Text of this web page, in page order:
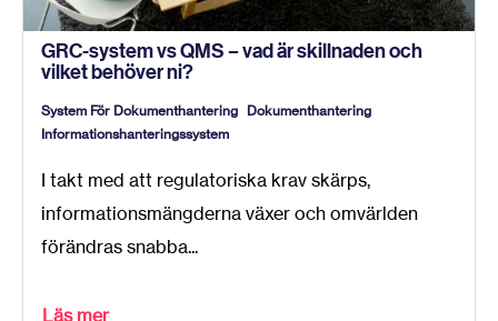
GRC-system vs QMS – vad är skillnaden och
vilket behöver ni?
System För Dokumenthantering Dokumenthantering
Informationshanteringssystem
I takt med att regulatoriska krav skärps,
informationsmängderna växer och omvärlden
förändras snabba...
Läs mer